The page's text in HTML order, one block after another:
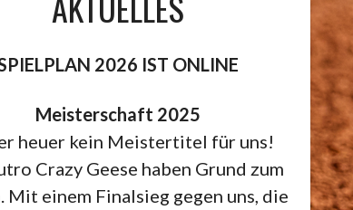
2026 IST ONLINE
Meisterschaft 2025
heuer kein Meistertitel für uns!
Crazy Geese haben Grund zum
Mit einem Finalsieg gegen uns, die